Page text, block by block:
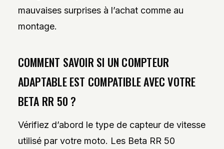
mauvaises surprises à l’achat comme au
montage.
COMMENT SAVOIR SI UN COMPTEUR
ADAPTABLE EST COMPATIBLE AVEC VOTRE
BETA RR 50 ?
Vérifiez d’abord le type de capteur de vitesse
utilisé par votre moto. Les Beta RR 50